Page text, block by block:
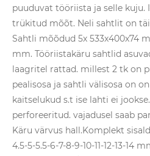
puuduvat tööriista ja selle kuju.
trükitud mõõt. Neli sahtlit on
Sahtli mõõdud 5x 533x400x74
mm. Tööriistakäru sahtlid
laagritel rattad. millest 2 tk on
pealisosa ja sahtli välisosa on
kaitselukud s.t ise lahti ei
perforeeritud. vajadusel saab
Käru värvus hall.Komplekt
4.5-5-5.5-6-7-8-9-10-11-12-13-14